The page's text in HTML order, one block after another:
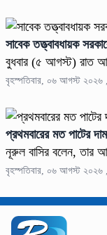
সাবেক তত্ত্বাবধায়ক
বুধবার (৫ আগস্ট) রাত
বৃহস্পতিবার, ০৬ আগস্ট
প্রথমবারের মত পাটের
নূরুল বাসির বলেন, তার
বৃহস্পতিবার, ০৬ আগস্ট